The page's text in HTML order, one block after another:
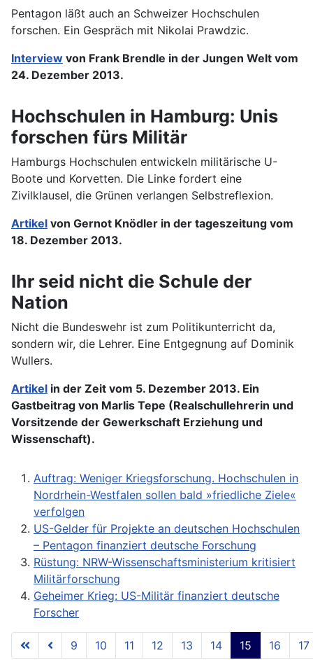
Pentagon läßt auch an Schweizer Hochschulen
forschen. Ein Gespräch mit Nikolai Prawdzic.
Interview von Frank Brendle in der Jungen Welt vom
24. Dezember 2013.
Hochschulen in Hamburg: Unis
forschen fürs Militär
Hamburgs Hochschulen entwickeln militärische U-
Boote und Korvetten. Die Linke fordert eine
Zivilklausel, die Grünen verlangen Selbstreflexion.
Artikel von Gernot Knödler in der tageszeitung vom
18. Dezember 2013.
Ihr seid nicht die Schule der
Nation
Nicht die Bundeswehr ist zum Politikunterricht da,
sondern wir, die Lehrer. Eine Entgegnung auf Dominik
Wullers.
Artikel in der Zeit vom 5. Dezember 2013. Ein
Gastbeitrag von Marlis Tepe (Realschullehrerin und
Vorsitzende der Gewerkschaft Erziehung und
Wissenschaft).
Auftrag: Weniger Kriegsforschung. Hochschulen in
Nordrhein-Westfalen sollen bald »friedliche Ziele«
verfolgen
US-Gelder für Projekte an deutschen Hochschulen
– Pentagon finanziert deutsche Forschung
Rüstung: NRW-Wissenschaftsministerium kritisiert
Militärforschung
Geheimer Krieg: US-Militär finanziert deutsche
Forscher
Seite 15 von 18
9 10 11 12 13 14 15 16 17